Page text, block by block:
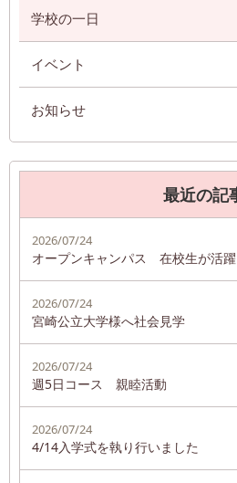
学校の一日
イベント
お知らせ
最近の記
2026/07/24
オープンキャンパス 在校生が活
2026/07/24
宮崎公立大学様へ社会見学
2026/07/24
週5日コース 親睦活動
2026/07/24
4/14入学式を執り行いました